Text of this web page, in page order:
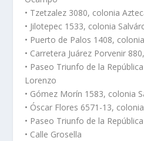
• Tzetzalez 3080, colonia
• Jilotepec 1533, colonia
• Puerto de Palos 1408,
• Carretera Juárez Porvenir
• Paseo Triunfo de la
Lorenzo
• Gómez Morín 1583, colonia
• Óscar Flores 6571-13,
• Paseo Triunfo de la
• Calle Grosella